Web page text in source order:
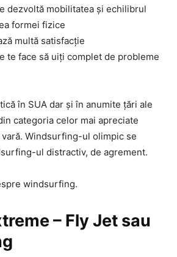
dezvoltă mobilitatea și echilibrul
formei fizice
multă satisfacție
te face să uiți complet de probleme
în SUA dar și în anumite țări ale
categoria celor mai apreciate
Windsurfing-ul olimpic se
ul distractiv, de agrement.
windsurfing.
– Fly Jet sau